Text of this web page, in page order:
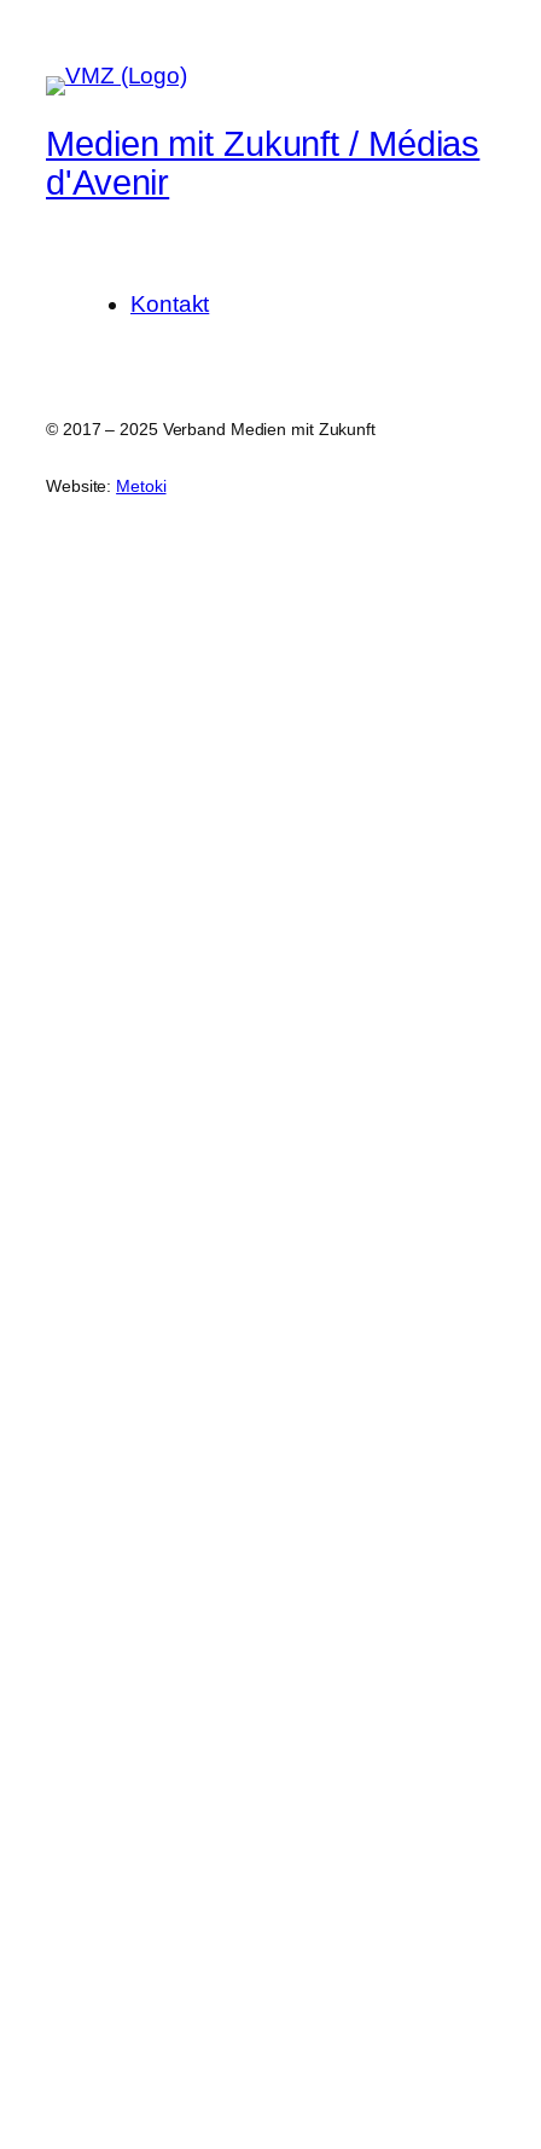
Medien mit Zukunft / Médias
d'Avenir
Kontakt
© 2017 – 2025 Verband Medien mit Zukunft
Website: Metoki